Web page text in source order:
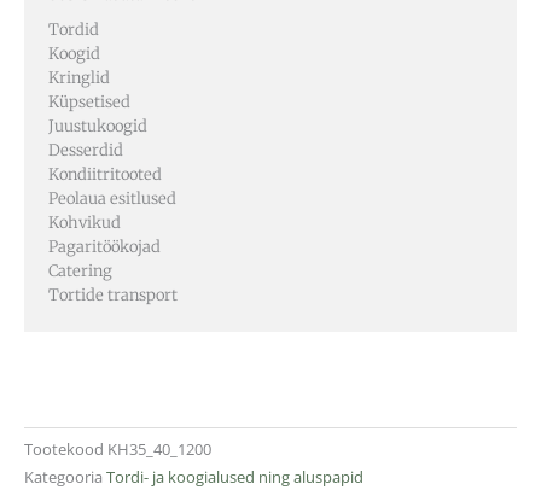
Tordid
Koogid
Kringlid
Küpsetised
Juustukoogid
Desserdid
Kondiitritooted
Peolaua esitlused
Kohvikud
Pagaritöökojad
Catering
Tortide transport
Tootekood KH35_40_1200
Kategooria Tordi- ja koogialused ning aluspapid